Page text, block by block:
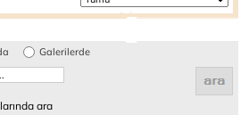
Galerilerde
ara